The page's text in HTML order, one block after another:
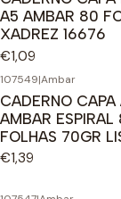
A5 AMBAR 80
XADREZ 16676
€1,09
107549|Ambar
CADERNO CAPA
AMBAR ESPIRAL
FOLHAS 70GR
€1,39